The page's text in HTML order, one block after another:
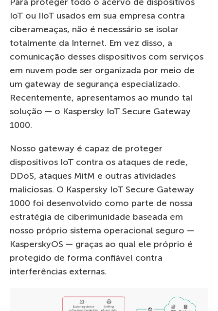
IoT ou IIoT usados ​​em sua empresa contra
ciberameaças, não é necessário se isolar
totalmente da Internet. Em vez disso, a
comunicação desses dispositivos com serviços
em nuvem pode ser organizada por meio de
um gateway de segurança especializado.
Recentemente, apresentamos ao mundo tal
solução — o Kaspersky IoT Secure Gateway
1000.
Nosso gateway é capaz de proteger
dispositivos IoT contra os ataques de rede,
DDoS, ataques MitM e outras atividades
maliciosas. O Kaspersky IoT Secure Gateway
1000 foi desenvolvido como parte de nossa
estratégia de ciberimunidade baseada em
nosso próprio sistema operacional seguro —
KasperskyOS — graças ao qual ele próprio é
protegido de forma confiável contra
interferências externas.